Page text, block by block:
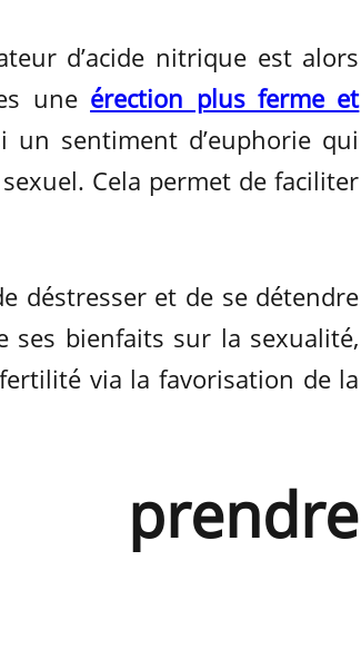
d’acide nitrique est alors
une érection plus ferme et
un sentiment d’euphorie qui
Cela permet de faciliter
déstresser et de se détendre
ses bienfaits sur la sexualité,
via la favorisation de la